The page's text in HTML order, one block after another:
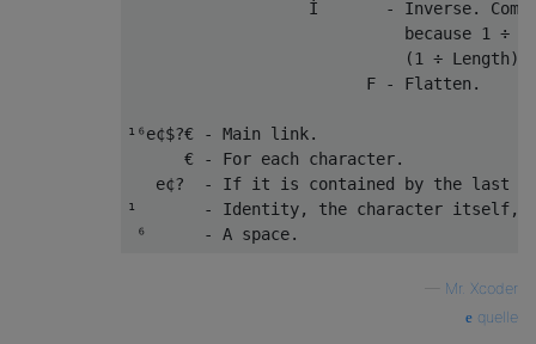
İ       - Inverse.
because 1 ÷
(1 ÷
                         F - Flatten.
¹⁶e¢$?€ - Main link.
      € - For each character.
e¢?  - If it is contained by the last
¹       - Identity, the character itself,
Mr. Xcoder
quelle